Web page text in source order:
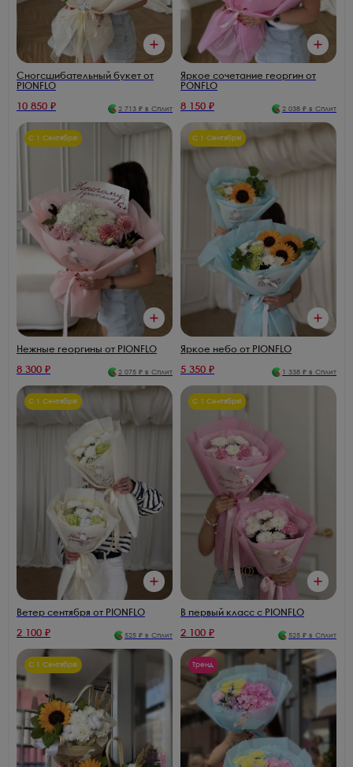
Сногсшибательный букет от
PIONFLO
10 850 ₽ 2 713 ₽ в Сплит
Яркое сочетание георгин от
PONFLO
8 150 ₽ 2 038 ₽ в Сплит
С 1 Сентября!
Нежные георгины от PIONFLO
8 300 ₽ 2 075 ₽ в Сплит
С 1 Сентября!
Яркое небо от PIONFLO
5 350 ₽ 1 338 ₽ в Сплит
С 1 Сентября!
Ветер сентября от PIONFLO
2 100 ₽ 525 ₽ в Сплит
С 1 Сентября!
В первый класс с PIONFLO
2 100 ₽ 525 ₽ в Сплит
С 1 Сентября! Тренд